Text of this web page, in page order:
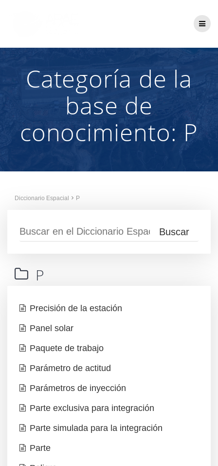
Categoría de la
base de
conocimiento: P
Diccionario Espacial P
P
Precisión de la estación
Panel solar
Paquete de trabajo
Parámetro de actitud
Parámetros de inyección
Parte exclusiva para integración
Parte simulada para la integración
Parte